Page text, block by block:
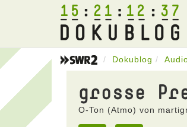
15 21 12 37
Dokublog
grosse
O-Ton (Atmo) von